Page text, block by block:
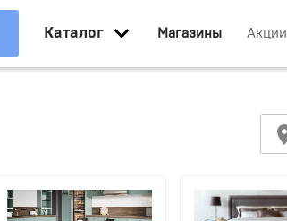
Каталог Магазины Акции